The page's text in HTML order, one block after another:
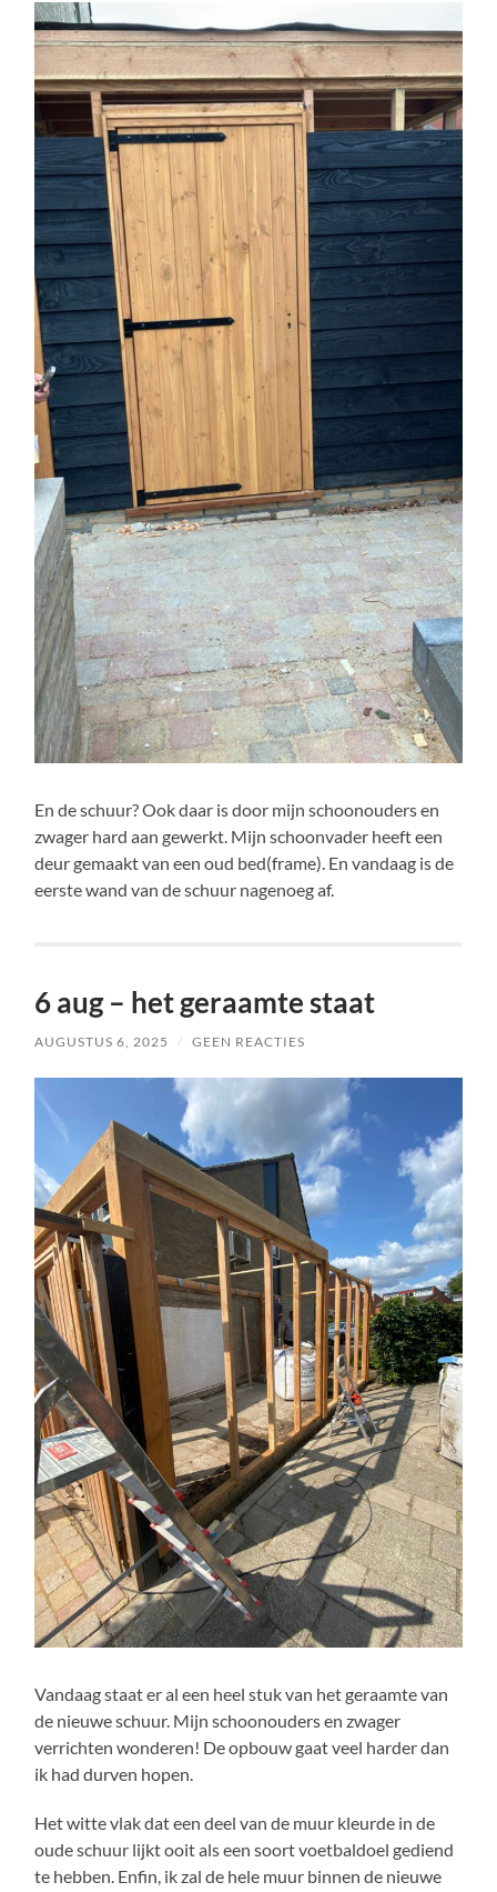
En de schuur? Ook daar is door mijn schoonouders en
zwager hard aan gewerkt. Mijn schoonvader heeft een
deur gemaakt van een oud bed(frame). En vandaag is de
eerste wand van de schuur nagenoeg af.
6 aug – het geraamte staat
AUGUSTUS 6, 2025 / GEEN REACTIES
Vandaag staat er al een heel stuk van het geraamte van
de nieuwe schuur. Mijn schoonouders en zwager
verrichten wonderen! De opbouw gaat veel harder dan
ik had durven hopen.
Het witte vlak dat een deel van de muur kleurde in de
oude schuur lijkt ooit als een soort voetbaldoel gediend
te hebben. Enfin, ik zal de hele muur binnen de nieuwe